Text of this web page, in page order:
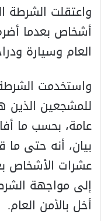
واعتقلت الشرطة
أشخاص بعدما
العام وسيارة
واستخدمت
للمشجعين الذين
عامة، بحسب ما
بيان، أنه حتى ما
عشرات الأشخاص
إلى مواجهة
أخل بالأمن العام.